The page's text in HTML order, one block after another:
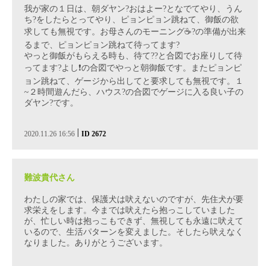
我が家の１日は、朝ダヤン?おはよー?となでてやり、うん
ち?をしたらとってやり、ピョンピョン跳ねて、御飯の欲
求しても無視です。お母さんのモーニング☕?の準備が出来
るまで、ピョンピョン跳ねて待ってます?
やっと御飯がもらえる時も、待て??と合図でお座りして待
ってます?よし❗の合図でやっと朝御飯です。またピョンピ
ョン跳ねて、ゲージから出してと要求しても無視です。１
~２時間遊んだら、ハウス?️の合図でゲージに入る良い子の
ダヤン?です。
2020.11.26 16:56 | ID 2672
難波貴代さん
わたしの家では、保護犬は吠えないのですが、先住犬が要
求栄えをします。今までは吠えたら抱っこしていました
が、忙しい時は抱っこもできず、無視しても永遠に吠えて
いるので、生活パターンを変えました。そしたら吠えなく
なりました。ありがとうございます。